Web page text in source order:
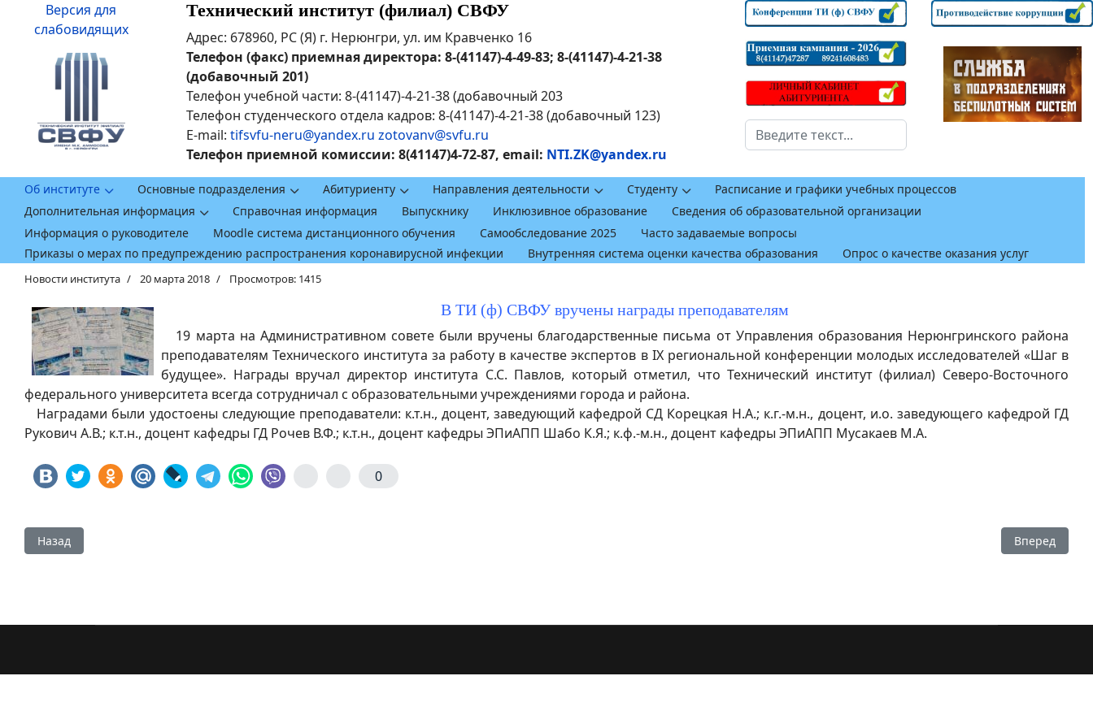
Версия для
слабовидящих
Технический институт (филиал) СВФУ
Адрес: 678960, РС (Я) г. Нерюнгри, ул. им Кравченко 16
Телефон (факс) приемная директора: 8-(41147)-4-49-83; 8-(41147)-4-21-38
(добавочный 201)
Телефон учебной части: 8-(41147)-4-21-38 (добавочный 203
Телефон студенческого отдела кадров: 8-(41147)-4-21-38 (добавочный 123)
E-mail: tifsvfu-neru@yandex.ru zotovanv@svfu.ru
Телефон приемной комиссии: 8(41147)4-72-87, email: NTI.ZK@yandex.ru
Поиск
Об институте Основные подразделения Абитуриенту Направления деятельности Студенту
Расписание и графики учебных процессов
Дополнительная информация
Справочная информация Выпускнику Инклюзивное образование
Сведения об образовательной организации
Информация о руководителе
Moodle система дистанционного обучения Самообследование 2025
Часто задаваемые вопросы
Приказы о мерах по предупреждению распространения коронавирусной инфекции
Внутренняя система оценки качества образования Опрос о качестве оказания услуг
Новости института 20 марта 2018 Просмотров: 1415
В ТИ (ф) СВФУ вручены награды преподавателям
19 марта на Административном совете были вручены благодарственные письма от Управления образования Нерюнгринского района
преподавателям Технического института за работу в качестве экспертов в IX региональной конференции молодых исследователей «Шаг в
будущее». Награды вручал директор института С.С. Павлов, который отметил, что Технический институт (филиал) Северо-Восточного
федерального университета всегда сотрудничал с образовательными учреждениями города и района.
Наградами были удостоены следующие преподаватели: к.т.н., доцент, заведующий кафедрой СД Корецкая Н.А.; к.г.-м.н., доцент, и.о. заведующего кафедрой ГД
Рукович А.В.; к.т.н., доцент кафедры ГД Рочев В.Ф.; к.т.н., доцент кафедры ЭПиАПП Шабо К.Я.; к.ф.-м.н., доцент кафедры ЭПиАПП Мусакаев М.А.
0
Предыдущий: В Нерюнгри определены победители соревнований по сноуборду Лиги выпускников СВФУ (ЯГУ)
Назад Следующий:
Вперед